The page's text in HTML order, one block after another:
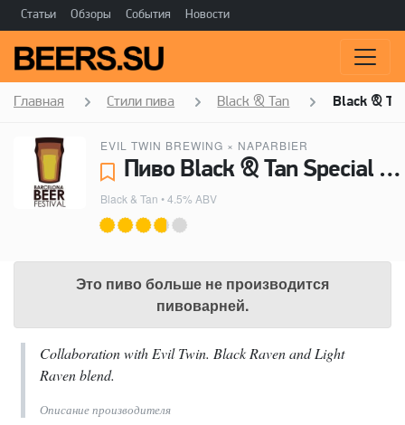
Статьи Обзоры События Новости
Главная Стили пива Black & Tan Black &
EVIL TWIN BREWING × NAPARBIER
Пиво Black & Tan Special Edition BBF 2015 - Evil Twin Brewing, Naparbier
Black & Tan • 4.5% ABV
Это пиво больше не производится
пивоварней.
Collaboration with Evil Twin. Black Raven and Light
Raven blend.
Описание производителя